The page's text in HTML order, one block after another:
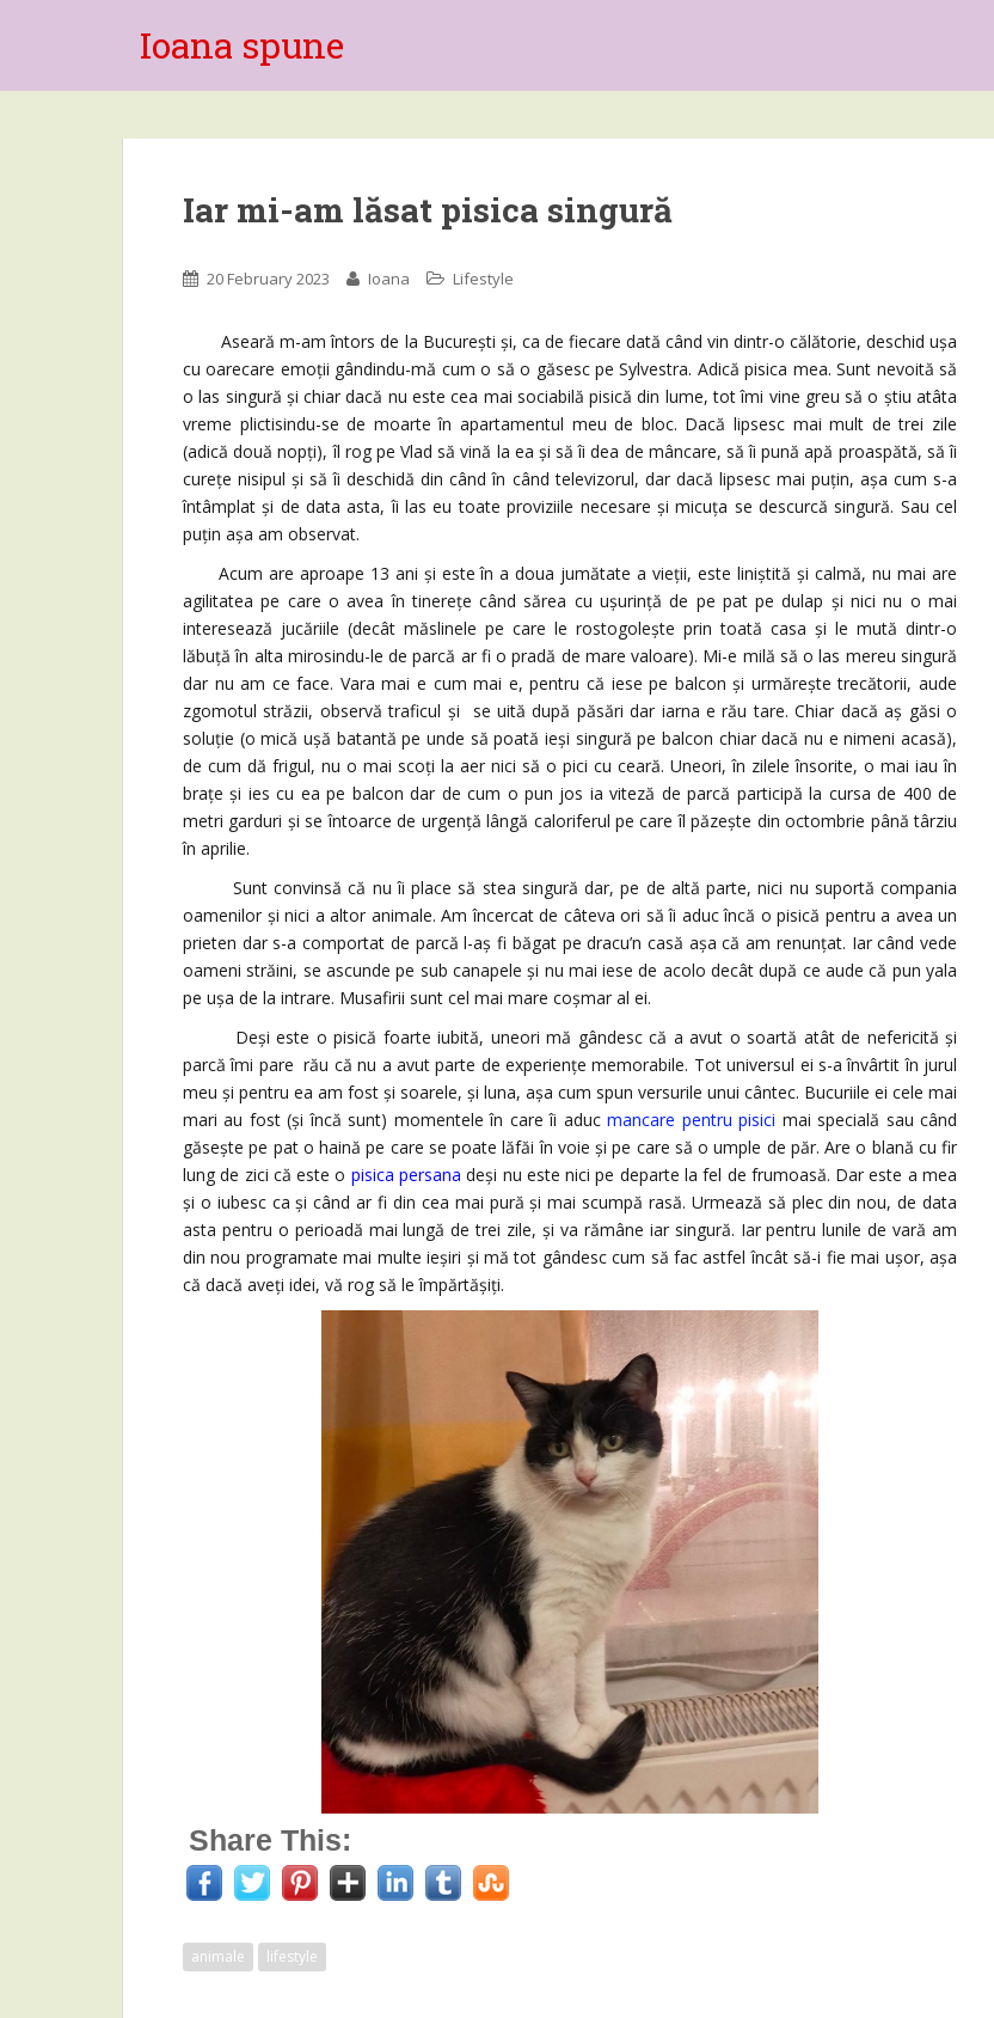
Ioana spune
Iar mi-am lăsat pisica singură
20 February 2023 Ioana Lifestyle
Aseară m-am întors de la București și, ca de fiecare dată când vin dintr-o călătorie, deschid ușa
cu oarecare emoții gândindu-mă cum o să o găsesc pe Sylvestra. Adică pisica mea. Sunt nevoită să
o las singură și chiar dacă nu este cea mai sociabilă pisică din lume, tot îmi vine greu să o știu atâta
vreme plictisindu-se de moarte în apartamentul meu de bloc. Dacă lipsesc mai mult de trei zile
(adică două nopți), îl rog pe Vlad să vină la ea și să îi dea de mâncare, să îi pună apă proaspătă, să îi
curețe nisipul și să îi deschidă din când în când televizorul, dar dacă lipsesc mai puțin, așa cum s-a
întâmplat și de data asta, îi las eu toate proviziile necesare și micuța se descurcă singură. Sau cel
puțin așa am observat.
Acum are aproape 13 ani și este în a doua jumătate a vieții, este liniștită și calmă, nu mai are
agilitatea pe care o avea în tinerețe când sărea cu ușurință de pe pat pe dulap și nici nu o mai
interesează jucăriile (decât măslinele pe care le rostogolește prin toată casa și le mută dintr-o
lăbuță în alta mirosindu-le de parcă ar fi o pradă de mare valoare). Mi-e milă să o las mereu singură
dar nu am ce face. Vara mai e cum mai e, pentru că iese pe balcon și urmărește trecătorii, aude
zgomotul străzii, observă traficul și se uită după păsări dar iarna e rău tare. Chiar dacă aș găsi o
soluție (o mică ușă batantă pe unde să poată ieși singură pe balcon chiar dacă nu e nimeni acasă),
de cum dă frigul, nu o mai scoți la aer nici să o pici cu ceară. Uneori, în zilele însorite, o mai iau în
brațe și ies cu ea pe balcon dar de cum o pun jos ia viteză de parcă participă la cursa de 400 de
metri garduri și se întoarce de urgență lângă caloriferul pe care îl păzește din octombrie până târziu
în aprilie.
Sunt convinsă că nu îi place să stea singură dar, pe de altă parte, nici nu suportă compania
oamenilor și nici a altor animale. Am încercat de câteva ori să îi aduc încă o pisică pentru a avea un
prieten dar s-a comportat de parcă l-aș fi băgat pe dracu’n casă așa că am renunțat. Iar când vede
oameni străini, se ascunde pe sub canapele și nu mai iese de acolo decât după ce aude că pun yala
pe ușa de la intrare. Musafirii sunt cel mai mare coșmar al ei.
Deși este o pisică foarte iubită, uneori mă gândesc că a avut o soartă atât de nefericită și
parcă îmi pare rău că nu a avut parte de experiențe memorabile. Tot universul ei s-a învârtit în jurul
meu și pentru ea am fost și soarele, și luna, așa cum spun versurile unui cântec. Bucuriile ei cele mai
mari au fost (și încă sunt) momentele în care îi aducmancare pentru pisici mai specială sau când
găsește pe pat o haină pe care se poate lăfăi în voie și pe care să o umple de păr. Are o blană cu fir
lung de zici că este o pisica persanadeși nu este nici pe departe la fel de frumoasă. Dar este a mea
și o iubesc ca și când ar fi din cea mai pură și mai scumpă rasă. Urmează să plec din nou, de data
asta pentru o perioadă mai lungă de trei zile, și va rămâne iar singură. Iar pentru lunile de vară am
din nou programate mai multe ieșiri și mă tot gândesc cum să fac astfel încât să-i fie mai ușor, așa
că dacă aveți idei, vă rog să le împărtășiți.
Share This:
animale lifestyle